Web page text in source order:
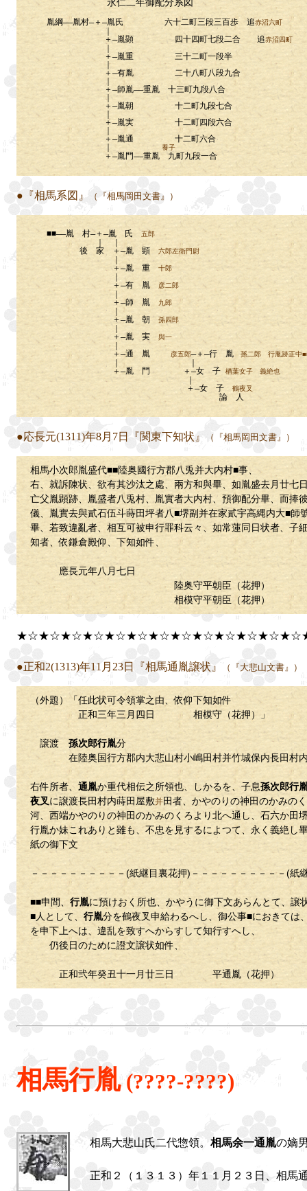
永仁二年御配分系図
胤綱――胤村―＋―胤氏 六十二町三段三百歩 追赤沼六町
｜
＋―胤顕 四十四町七段二合 追赤沼四町
＋―胤重 三十二町一段半
｜
＋―有胤 二十八町八段九合
｜
＋―師胤――重胤 十三町九段八合
｜
＋―胤朝 十二町九段七合
｜
＋―胤実 十二町四段六合
｜
＋―胤通 十二町六合
｜
養子
＋―胤門――重胤 九町九段一合
●『相馬系図』 （『相馬岡田文書』）
■■――胤 村―＋―胤 氏 五郎
｜ ｜
後 家 ＋―胤 顕
六郎左衛門尉
｜
＋―胤 重
十郎
｜
＋―有 胤
彦二郎
＋―師 胤
九郎
｜
＋―胤 朝 孫四郎
｜
＋―胤 実
與一
｜
＋―通 胤 彦五郎―＋―行 胤 孫二郎 行胤跡正中
｜ ｜
＋―胤 門 ＋―女 子
楢葉女子 義絶也
｜
＋―女 子
鶴夜叉
論 人
●応長元(1311)年8月7日『関東下知状』 （『相馬岡田文書』）
相馬小次郎胤盛代■■陸奥國行方郡八兎并大内村■事、
右、就訴陳状、欲有其沙汰之處、兩方和與畢、如胤盛去月廿七
亡父胤顕跡、胤盛者八兎村、胤實者大内村、預御配分畢、而捧
儀、胤實去與貳石伍斗蒔田坪者八■堺副并在家貳宇高縄内大■師
畢、若致違亂者、相互可被申行罪科云々、如常蓮同日状者、子
知者、依鎌倉殿仰、下知如件、
應長元年八月七日
陸奥守平朝臣（花押）
相模守平朝臣（花押）
●正和2(1313)年11月23日『相馬通胤譲状』 （『大悲山文書』）
（外題）「任此状可令領掌之由、依仰下知如件
正和三年三月四日 相模守（花押）」
譲渡 孫次郎行胤分
在陸奥国行方郡内大悲山村小嶋田村并竹城保内長田村内
右件所者、 通胤か重代相伝之所領也、しかるを、子息孫次郎行
夜叉に譲渡長田村内蒔田屋敷并田者、かやのりの神田のかみの
河、西端かやのりの神田のかみのくろより北へ通し、石六か田
行胤か妹これありと雖も、不忠を見するによつて、永く義絶し
紙の御下文
－－－－－－－－－－(紙継目裏花押)－－－－－－－－－－(紙
■■申間、 行胤に預けおく所也、かやうに御下文あらんとて、譲
■人として、 行胤分を鶴夜叉申給わるへし、御公事■におきては
を申下上へは、違乱を致すへからすして知行すへし、
仍後日のために證文譲状如件、
正和弐年癸丑十一月廿三日 平通胤（花押）
相馬行胤(????-????)
相馬大悲山氏二代惣領。相馬余一通胤の嫡
正和２（１３１３）年１１月２３日、相馬